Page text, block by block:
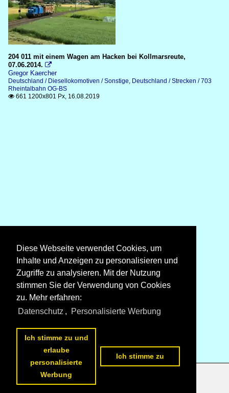
204 011 mit einem Wagen am Hacken bei Kollmarsreute,
07.06.2014. 
Gregor Kaercher
Deutschland / Diesellokomotiven / Sonstige, Deutschland / Strecken / 703
Rheintalbahn OG-BS
 661 1200x801 Px, 16.08.2019
Diese Webseite verwendet Cookies, um
Inhalte und Anzeigen zu personalisieren und
Zugriffe zu analysieren. Mit der Nutzung
stimmen Sie der Verwendung von Cookies
zu. Mehr erfahren:
Datenschutz , Personalisierte Werbung
Ich stimme zu und
erlaube
personalisierte
Werbung
Ich stimme zu